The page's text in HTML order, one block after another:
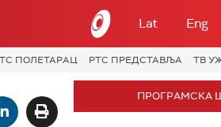
Lat Eng
ПОЛЕТАРАЦ РТС ПРЕДСТАВЉА ТВ
ПРОГРАМСКА